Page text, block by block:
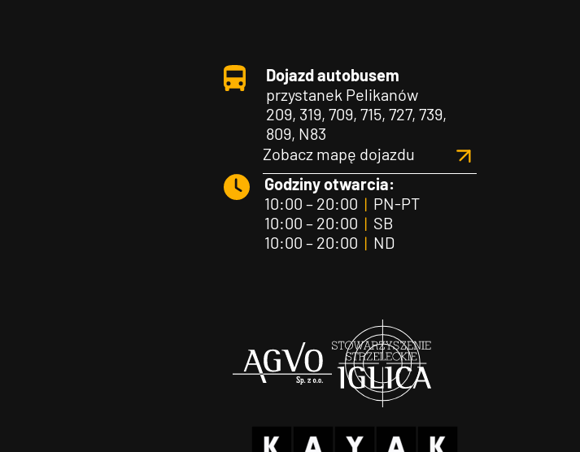
Dojazd autobusem
przystanek Pelikanów
209, 319, 709, 715, 727, 739,
809, N83
Zobacz mapę dojazdu
Godziny otwarcia:
10:00 – 20:00 |PN-PT
10:00 – 20:00 |SB
10:00 – 20:00 |ND
Agvo Iglica